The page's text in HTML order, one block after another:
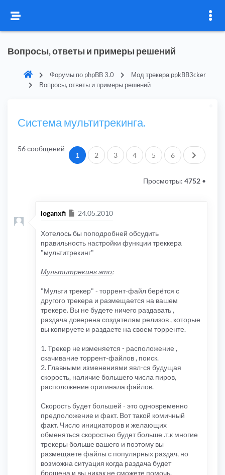
Вопросы, ответы и примеры решений
Форумы по phpBB 3.0
Мод трекера ppkBB3cker
Вопросы, ответы и примеры решений
Система мультитрекинга.
56 сообщений
1 2 3 4 5 6 След.
Просмотры: 4752 •
loganxfi Сообщение
24.05.2010
Хотелось бы поподробней обсудить
правильность настройки функции треккера
"мультитрекинг"
Мультитрекинг это:
"Мульти трекер" - торрент-файл берётся с
другого трекера и размещается на вашем
трекере. Вы не будете ничего раздавать ,
раздача доверена создателям релизов , которые
вы копируете и раздаете на своем торренте.
1. Трекер не изменяется - расположение ,
скачивание торрент-файлов , поиск.
2. Главными изменениями явл-ся будущая
скорость, наличие большего числа пиров,
расположение оригинала файлов.
Скорость будет большей - это одновременно
предположение и факт. Вот такой комичный
факт. Число инициаторов и желающих
обменяться скоростью будет больше .т.к многие
трекеры больше вашего и поэтому вы
размещаете файлы с популярных раздач, но
возможна ситуация когда раздача будет
брошена и вы никак не сможете помочь.